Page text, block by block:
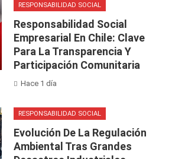
RESPONSABILIDAD SOCIAL
Responsabilidad Social
Empresarial En Chile: Clave
Para La Transparencia Y
Participación Comunitaria
Hace 1 día
RESPONSABILIDAD SOCIAL
Evolución De La Regulación
Ambiental Tras Grandes